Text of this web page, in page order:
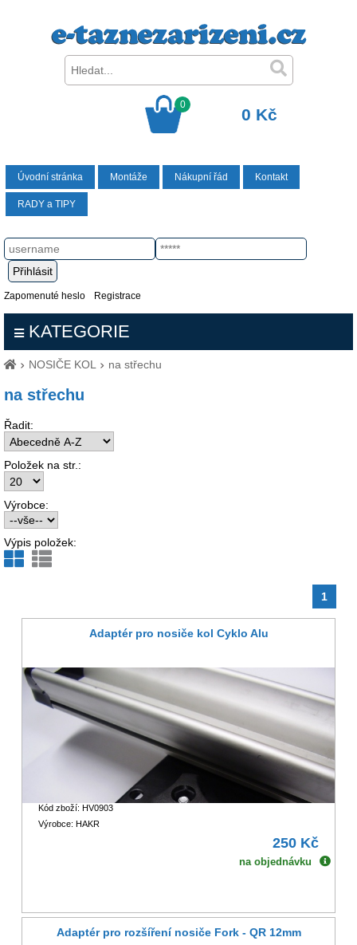
0
0 Kč
Úvodní stránka Montáže Nákupní řád Kontakt
RADY a TIPY
Zapomenuté heslo Registrace
KATEGORIE
NOSIČE KOL na střechu
na střechu
Řadit:
Položek na str.:
Výrobce:
Výpis položek:
1
Adaptér pro nosiče kol Cyklo Alu
Kód zboží: HV0903
Výrobce: HAKR
250 Kč
na objednávku
Adaptér pro rozšíření nosiče Fork - QR 12mm